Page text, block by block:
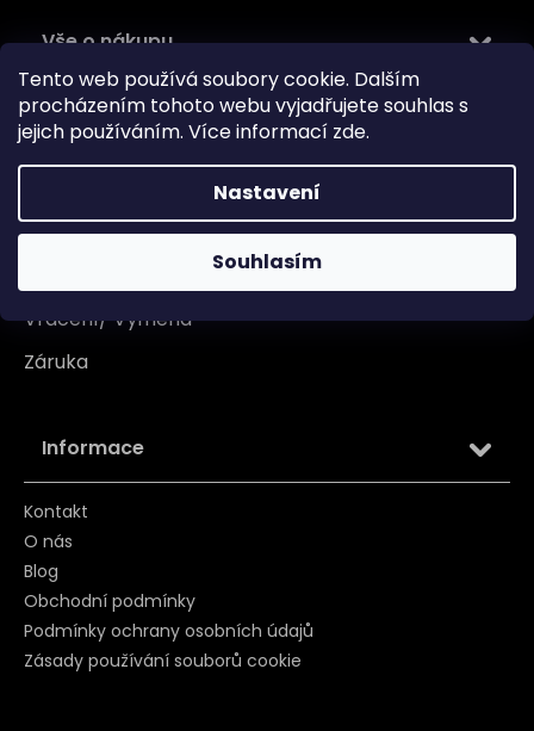
Tento web používá soubory cookie. Dalším
procházením tohoto webu vyjadřujete souhlas s
jejich používáním. Více informací zde.
Nastavení
Souhlasím
Vše o nákupu
Doprava
Garance originality
Reklamace
Vrácení/ Výměna
Záruka
Informace
Kontakt
O nás
Blog
Obchodní podmínky
Podmínky ochrany osobních údajů
Zásady používání souborů cookie